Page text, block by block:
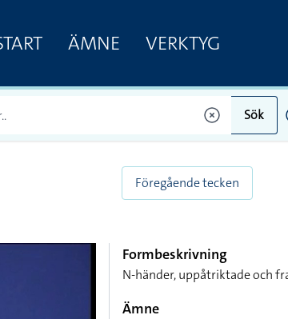
ÄMNE VERKTYG
Sök
Föregående tecken
Formbeskrivning
N-händer, uppåtriktade och
Ämne